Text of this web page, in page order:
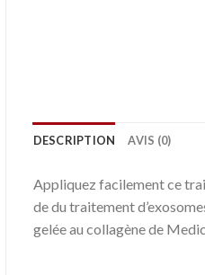
DESCRIPTION AVIS (0)
Appliquez facilement ce
de du traitement
gelée au collagène de